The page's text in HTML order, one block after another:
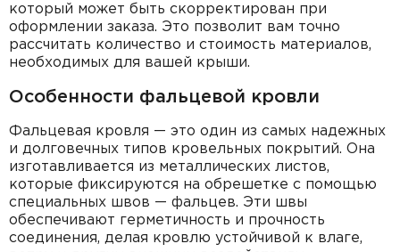
который может быть скорректирован при
оформлении заказа. Это позволит вам точно
рассчитать количество и стоимость материалов,
необходимых для вашей крыши.
Особенности фальцевой кровли
Фальцевая кровля — это один из самых надежных
и долговечных типов кровельных покрытий. Она
изготавливается из металлических листов,
которые фиксируются на обрешетке с помощью
специальных швов — фальцев. Эти швы
обеспечивают герметичность и прочность
соединения, делая кровлю устойчивой к влаге,